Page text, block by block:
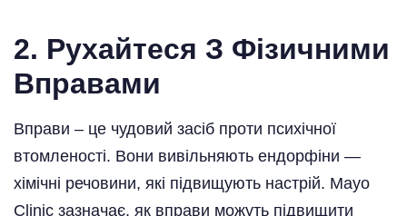
2. Рухайтеся З Фізичними
Вправами
Вправи – це чудовий засіб проти психічної
втомленості. Вони вивільняють ендорфіни —
хімічні речовини, які підвищують настрій. Mayo
Clinic зазначає, як вправи можуть підвищити